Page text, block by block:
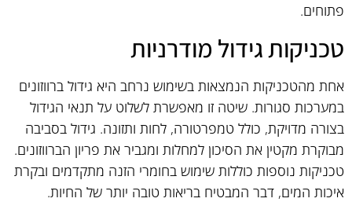
פתוחים.
טכניקות גידול מודרניות
אחת מהטכניקות הנמצאות בשימוש נרחב היא גידול ברווזונים
במערכות סגורות. שיטה זו מאפשרת לשלוט על תנאי הגידול
בצורה מדויקת, כולל טמפרטורה, לחות ותזונה. גידול בסביבה
מבוקרת מקטין את הסיכון למחלות ומגביר את פריון הברווזונים.
טכניקות נוספות כוללות שימוש בחומרי הזנה מתקדמים ובקרת
איכות המים, דבר המבטיח בריאות טובה יותר של החיות.